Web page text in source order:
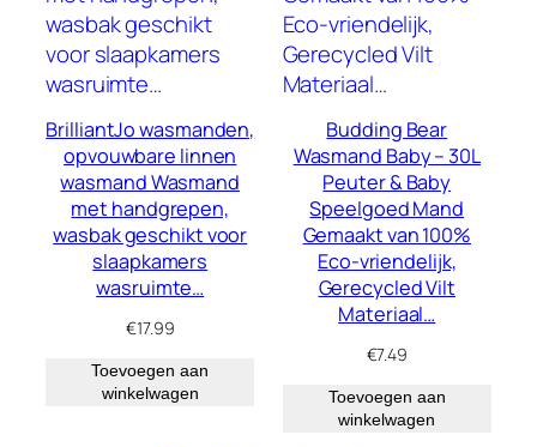
BrilliantJo wasmanden,
opvouwbare linnen
wasmand Wasmand
met handgrepen,
wasbak geschikt voor
slaapkamers
wasruimte…
€17.99
Toevoegen aan
winkelwagen
Budding Bear
Wasmand Baby – 30L
Peuter & Baby
Speelgoed Mand
Gemaakt van 100%
Eco-vriendelijk,
Gerecycled Vilt
Materiaal…
€7.49
Toevoegen aan
winkelwagen